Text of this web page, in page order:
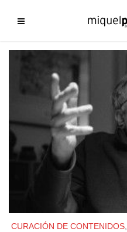
CURACIÓN DE CONTENIDOS,